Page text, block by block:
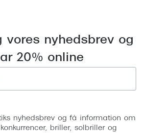
vores nyhedsbrev og
20% online
nyhedsbrev og få information om
briller, solbriller og